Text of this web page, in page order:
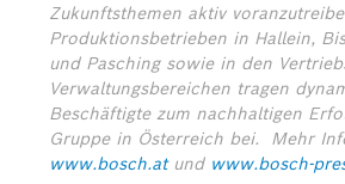
Zukunftsthemen aktiv
Produktionsbetrieben in Hallein,
und Pasching sowie in den
Verwaltungsbereichen tragen
Beschäftigte zum nachhaltigen
Gruppe in Österreich bei. Mehr
www.bosch.atund www.bosch-